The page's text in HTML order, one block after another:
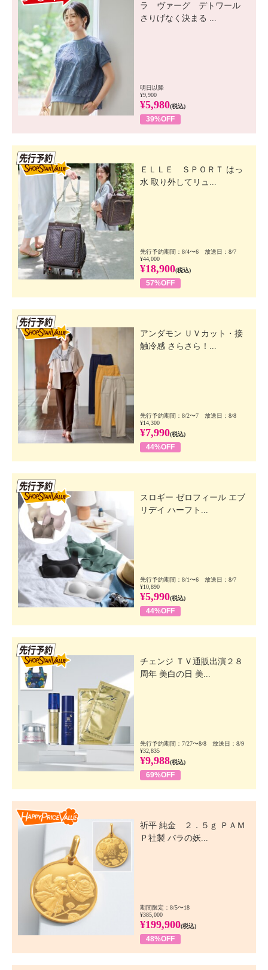
ラ ヴァーグ デトワール
さりげなく決まる ...
明日以降
¥9,900
¥5,980(税込)
39%OFF
ＥＬＬＥ ＳＰＯＲＴ はっ
水 取り外してリュ...
先行予約期間：8/4〜6 放送日：8/7
¥44,000
¥18,900(税込)
57%OFF
アンダモン ＵＶカット・接
触冷感 さらさら！...
先行予約期間：8/2〜7 放送日：8/8
¥14,300
¥7,990(税込)
44%OFF
スロギー ゼロフィール エブ
リデイ ハーフト...
先行予約期間：8/1〜6 放送日：8/7
¥10,890
¥5,990(税込)
44%OFF
チェンジ ＴＶ通販出演２８
周年 美白の日 美...
先行予約期間：7/27〜8/8 放送日：8/9
¥32,835
¥9,988(税込)
69%OFF
祈平 純金 ２．５ｇ ＰＡＭ
Ｐ社製 バラの妖...
期間限定：8/5〜18
¥385,000
¥199,900(税込)
48%OFF